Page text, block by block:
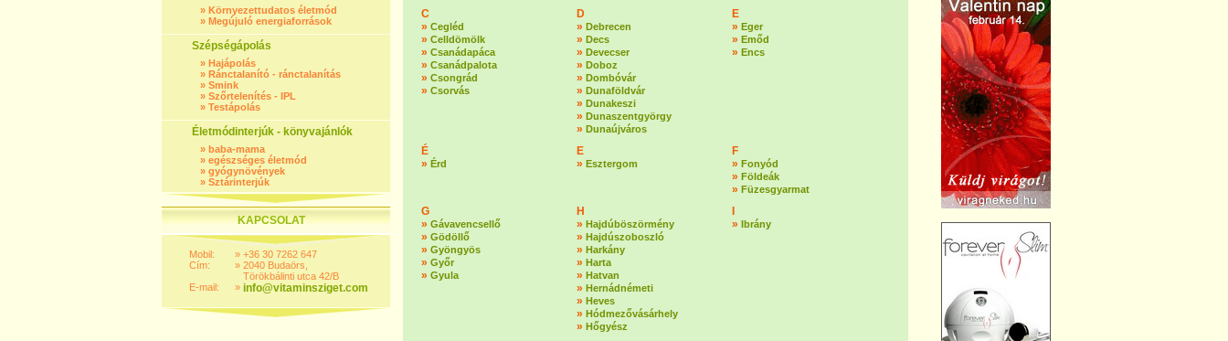
» Környezettudatos életmód
» Megújuló energiaforrások
Szépségápolás
» Hajápolás
» Ránctalanító - ránctalanítás
» Smink
» Szőrtelenítés - IPL
» Testápolás
Életmódinterjúk - könyvajánlók
» baba-mama
» egészséges életmód
» gyógynövények
» Sztárinterjúk
KAPCSOLAT
Mobil:
Cím:
E-mail:
»
»
»
+36 30 7262 647
2040 Budaörs,
Törökbálinti utca 42/B
info@vitaminsziget.com
C
» Cegléd
» Celldömölk
» Csanádapáca
» Csanádpalota
» Csongrád
» Csorvás
D
» Debrecen
» Decs
» Devecser
» Doboz
» Dombóvár
» Dunaföldvár
» Dunakeszi
» Dunaszentgyörgy
» Dunaújváros
E
» Eger
» Emőd
» Encs
É
» Érd
E
» Esztergom
F
» Fonyód
» Földeák
» Füzesgyarmat
G
» Gávavencsellő
» Gödöllő
» Gyöngyös
» Győr
» Gyula
H
» Hajdúböszörmény
» Hajdúszoboszló
» Harkány
» Harta
» Hatvan
» Hernádnémeti
» Heves
» Hódmezővásárhely
» Hőgyész
» Ibrány